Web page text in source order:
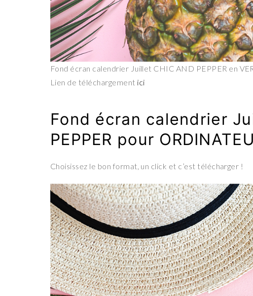
Fond écran calendrier Juillet CHIC AND PEPPER en
Lien de téléchargement ici
Fond écran calendrier
PEPPER pour
Choisissez le bon format, un click et c’est télécharger !